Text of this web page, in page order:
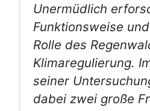
Unermüdlich
Funktionsweise
Rolle des
Klimaregulierung.
seiner
dabei zwei große